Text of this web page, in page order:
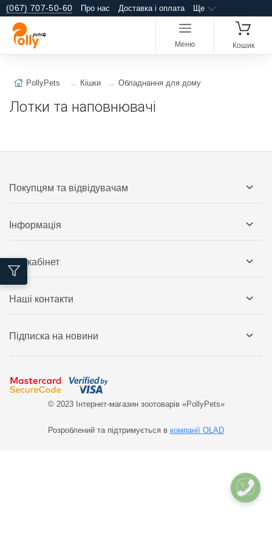
(067) 707-50-60 Про нас Доставка і оплата Ще
Меню Кошик
PollyPets Кішки Обладнання для дому
Лотки та наповнювачі
Покупцям та відвідувачам
Інформація
Мій кабінет
Наші контакти
Підписка на новини
© 2023 Інтернет-магазин зоотоварів «PollyPets»
Розроблений та підтримується в компанії OLAD